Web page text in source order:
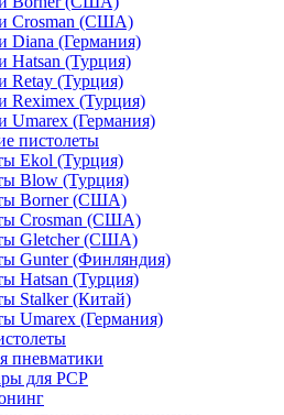
Crosman (США)
Diana (Германия)
Hatsan (Турция)
Retay (Турция)
Reximex (Турция)
Umarex (Германия)
пистолеты
Ekol (Турция)
Blow (Турция)
Borner (США)
Crosman (США)
Gletcher (США)
Gunter (Финляндия)
Hatsan (Турция)
Stalker (Китай)
Umarex (Германия)
пневматики
для PCP